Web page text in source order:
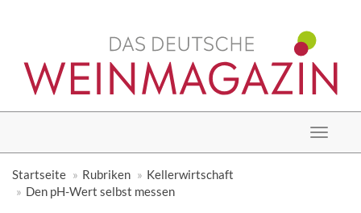
Toggle
Startseite
Rubriken
Kellerwirtschaft
Den pH-Wert selbst messen